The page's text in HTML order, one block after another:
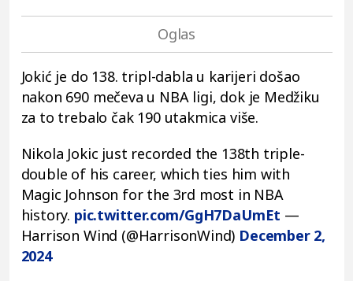
Jokić je do 138. tripl-dabla u karijeri došao
nakon 690 mečeva u NBA ligi, dok je Medžiku
za to trebalo čak 190 utakmica više.
Nikola Jokic just recorded the 138th triple-
double of his career, which ties him with
Magic Johnson for the 3rd most in NBA
history. pic.twitter.com/GgH7DaUmEt —
Harrison Wind (@HarrisonWind) December 2,
2024